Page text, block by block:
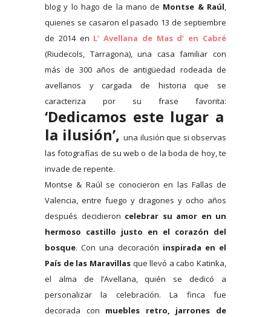
blog y lo hago de la mano de Montse & Raúl,
quienes se casaron el pasado 13 de septiembre
de 2014 en L’ Avellana de Mas d’ en Cabré
(Riudecols, Tarragona), una casa familiar con
más de 300 años de antigüedad rodeada de
avellanos y cargada de historia que se
caracteriza por su frase favorita:
‘Dedicamos este lugar a
la ilusión’, una ilusión que si observas
las fotografías de su web o de la boda de hoy, te
invade de repente.
Montse & Raúl se conocieron en las Fallas de
Valencia, entre fuego y dragones y ocho años
después decidieron celebrar su amor en un
hermoso castillo justo en el corazón del
bosque. Con una decoración inspirada en el
País de las Maravillas que llevó a cabo Katinka,
el alma de l’Avellana, quién se dedicó a
personalizar la celebración. La finca fue
decorada con muebles retro, jarrones de